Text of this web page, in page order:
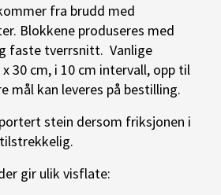
fra brudd med
Blokkene produseres med
faste tverrsnitt. Vanlige
30 cm, i 10 cm intervall, opp til
mål kan leveres på bestilling.
stein dersom friksjonen i
gir ulik visflate: